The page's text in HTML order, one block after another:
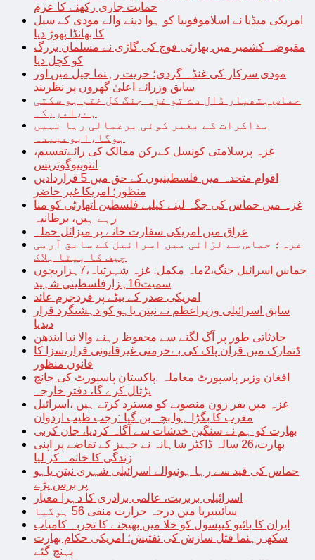
حمایت جاری رکھنے کا عزم
امریکی میڈیا نے اسلاموفوبیا کو ہوا دینے والے مودی کے سیل
کا بھانڈا پھوڑ دیا
مقبوضہ کشمیر میں بھارتی فوج کی گاڑی نے مسلمان بزرگ
کو کچل دیا
مودی سرکار کی غنڈہ گردی؛ حریت رہنما جیل میں اور
سابق وزرائے اعلیٰ گھروں پر نظربند
حماس ہتھیار ڈال دے تو غزہ جنگ کل ختم ہو سکتی
ہے،امریکہ
مذاکرات کے بغیر کوئی یرغمالی رہا نہیں
ہوگا،ابوعبیدہ
غزہ پرسلامتی کونسل کےرکن ممالک کی رائےتقسیم،
انتونیوگوتریس
اقوام متحدہ میں فلسطینیوں کے حق میں 5 قراردادیں
منظور؛ امریکا غیر حاضر
غزہ میں حماس کی جگہ لینے کیلیے فلسطین اتھارٹی کو منا
رہے ہیں، برطانیہ
عراق میں امریکی سفارت خانے پر میزائل حملہ
غزہ؛ حماس سے لڑائی میں اسرائیل کے سابق آرمی
چیف کا بیٹا ہلاک
حماس اسرائیل جنگ،2ماہ مکمل: غزہ شہرتباہ،7ہزاربچوں
سمیت16ہزارفلسطینی شہید
امریکی صدر کے بیٹے پر فردجرم عائد
سابق اسرائیلی وزیراعظم نے نیتن یاہو کو دہشتگرد قرار
دیدیا
حادثاتی طور پر آگ لگنے سے محفوظ رہنے والا نیا ایندھن
ڈنمارک میں قرآن پاک کی بےحرمتی غیرقانونی قرار،سزا کا
قانون منظور
افغان وزیر پاسپورٹ معاملہ :پاکستان پاسپورٹ کی جانچ
پڑتال کرے گا، دفتر خارجہ
غزہ میں بفر زون منصوبے کو مسترد کرتے ہیں ،اسرائیل
مغرب کا بگڑا ہوا بچہ بن گیا :رجب طیب اردوان
بھارت کو ہم نے سنگین خدشات سے آگاہ کردیا، جان کربی
بھارت،26 سالہ ڈاکٹر شاہانہ نے جہیز کے تقاضے پر اپنی
زندگی کا خاتمہ کر لیا
حماس کی قید سے رہا ہونیوالے اسرائیلی شہری نیتن یاہو
پر برس پڑے
اسرائیلی بربریت، عالمی برادری کا دہرا معیار
سائیبیریا میں درجہ حرارت منفی 56 ہوگیا
ایران کا بائیو کیپسول کو خلا میں بھیجنے کا تجربہ کامیاب
سکھ رہنما قتل سازش کی تفتیش؛ امریکی حکام بھارت
پہنچ گئے